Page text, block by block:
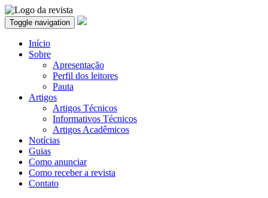
Toggle navigation
Início
Sobre
Apresentação
Perfil dos leitores
Pauta
Artigos
Artigos Técnicos
Informativos Técnicos
Artigos Acadêmicos
Notícias
Guias
Como anunciar
Como receber a revista
Contato